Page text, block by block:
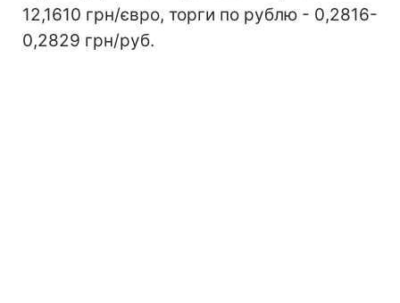
12,1610 грн/євро, торги по рублю - 0,2816-
0,2829 грн/руб.